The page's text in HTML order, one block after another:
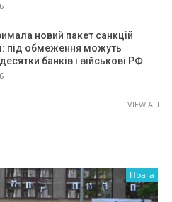
новий пакет санкцій
під обмеження можуть
банків і військові РФ
VIEW ALL
Прага